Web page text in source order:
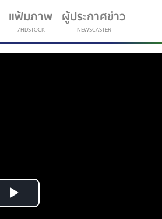
แฟ้มภาพ
7HDSTOCK
ผู้ประกาศข่าว
NEWSCASTER
Play